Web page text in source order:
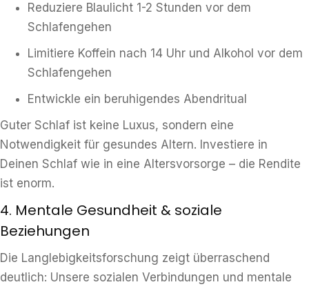
Reduziere Blaulicht 1-2 Stunden vor dem
Schlafengehen
Limitiere Koffein nach 14 Uhr und Alkohol vor dem
Schlafengehen
Entwickle ein beruhigendes Abendritual
Guter Schlaf ist keine Luxus, sondern eine
Notwendigkeit für gesundes Altern. Investiere in
Deinen Schlaf wie in eine Altersvorsorge – die Rendite
ist enorm.
4. Mentale Gesundheit & soziale
Beziehungen
Die Langlebigkeitsforschung zeigt überraschend
deutlich: Unsere sozialen Verbindungen und mentale